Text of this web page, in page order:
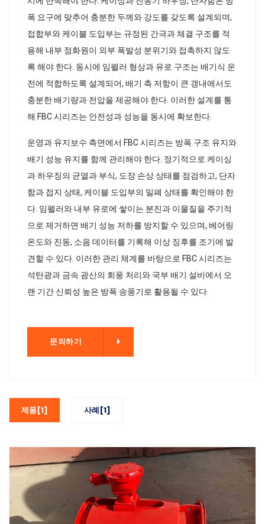
폭 요구에 맞추어 충분한 두께와 강도를 갖도록 설계되며,
접합부와 케이블 도입부는 규정된 간극과 체결 구조를 적
용해 내부 점화원이 외부 폭발성 분위기와 접촉하지 않도
록 해야 한다. 동시에 임펠러 형상과 유로 구조는 배기식 운
전에 적합하도록 설계되어, 배기 측 저항이 큰 갱내에서도
충분한 배기량과 전압을 제공해야 한다. 이러한 설계를 통
해 FBC 시리즈는 안전성과 성능을 동시에 확보한다.
운영과 유지보수 측면에서 FBC 시리즈는 방폭 구조 유지와
배기 성능 유지를 함께 관리해야 한다. 정기적으로 케이싱
과 하우징의 균열과 부식, 도장 손상 상태를 점검하고, 단자
함과 접지 상태, 케이블 도입부의 밀폐 상태를 확인해야 한
다. 임펠러와 내부 유로에 쌓이는 분진과 이물질을 주기적
으로 제거하면 배기 성능 저하를 방지할 수 있으며, 베어링
온도와 진동, 소음 데이터를 기록해 이상 징후를 조기에 발
견할 수 있다. 이러한 관리 체계를 바탕으로 FBC 시리즈는
석탄광과 금속 광산의 회풍 처리와 국부 배기 설비에서 오
랜 기간 신뢰성 높은 방폭 송풍기로 활용될 수 있다.
문의하기
제품[1] 사례[1]